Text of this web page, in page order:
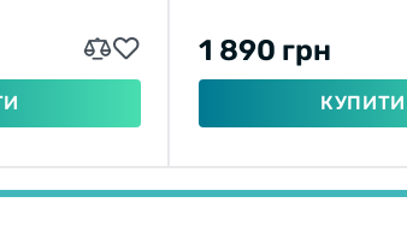
1 890 грн
КУПИТИ